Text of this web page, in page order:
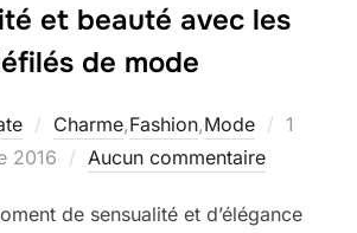
et beauté avec les
de mode
Charme,Fashion,Mode
Publié
1
2016
Aucun commentaire
de sensualité et d’élégance